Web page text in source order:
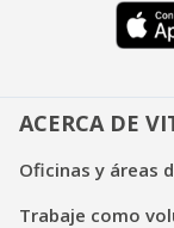
ACERCA DE
Oficinas y áreas
Trabaje como